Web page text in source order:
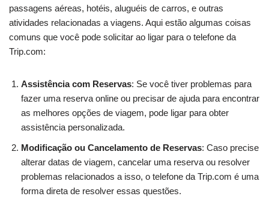
passagens aéreas, hotéis, aluguéis de carros, e outras
atividades relacionadas a viagens. Aqui estão algumas coisas
comuns que você pode solicitar ao ligar para o telefone da
Trip.com:
Assistência com Reservas: Se você tiver problemas para
fazer uma reserva online ou precisar de ajuda para encontrar
as melhores opções de viagem, pode ligar para obter
assistência personalizada.
Modificação ou Cancelamento de Reservas: Caso precise
alterar datas de viagem, cancelar uma reserva ou resolver
problemas relacionados a isso, o telefone da Trip.com é uma
forma direta de resolver essas questões.